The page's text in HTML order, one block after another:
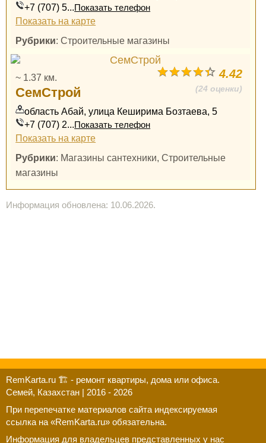
+7 (707) 5...Показать телефон
Показать на карте
Рубрики: Строительные магазины
4.42
(24 оценки)
~ 1.37 км.
СемСтрой
область Абай, улица Кеширима Бозтаева, 5
+7 (707) 2...Показать телефон
Показать на карте
Рубрики: Магазины сантехники, Строительные
магазины
Информация обновлена: 10.06.2026.
RemKarta.ru 🏗️ - ремонт квартиры, дома или офиса.
Семей, Казахстан | 2016 - 2026
При перепечатке материалов сайта индексируемая
ссылка на «RemKarta.ru» обязательна.
Информация для владельцев представленных у нас